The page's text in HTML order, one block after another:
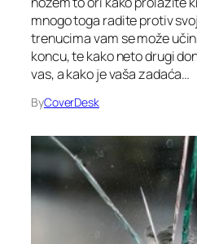
mnogo toga radite protiv
trenucima vam se može
koncu, te kako neto drugi
vas, a kako je vaša zadaća…
ByCoverDesk